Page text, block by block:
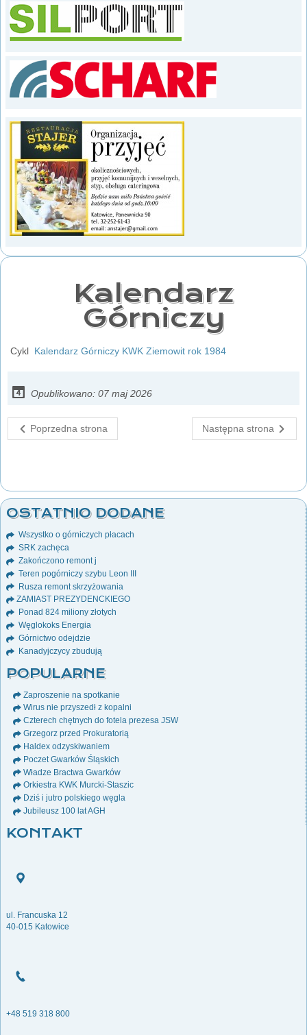
Kalendarz
Górniczy
Cykl Kalendarz Górniczy KWK Ziemowit rok 1984
Opublikowano: 07 maj 2026
Poprzedna strona Następna strona
OSTATNIO DODANE
Wszystko o górniczych płacach
SRK zachęca
Zakończono remont j
Teren pogórniczy szybu Leon III
Rusza remont skrzyżowania
ZAMIAST PREZYDENCKIEGO
Ponad 824 miliony złotych
Węglokoks Energia
Górnictwo odejdzie
Kanadyjczycy zbudują
POPULARNE
Zaproszenie na spotkanie
Wirus nie przyszedł z kopalni
Czterech chętnych do fotela prezesa JSW
Grzegorz przed Prokuratorią
Haldex odzyskiwaniem
Poczet Gwarków Śląskich
Władze Bractwa Gwarków
Orkiestra KWK Murcki-Staszic
Dziś i jutro polskiego węgla
Jubileusz 100 lat AGH
KONTAKT
ul. Francuska 12
40-015 Katowice
+48 519 318 800